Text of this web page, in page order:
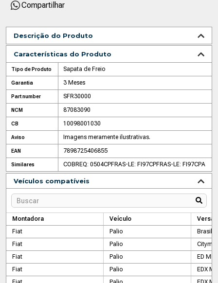
Compartilhar
Descrição do Produto
Características do Produto
Tipo de Produto Sapata de Freio
Garantia 3 Meses
Part number SFR30000
NCM 87083090
CB 10098001030
Aviso Imagens meramente ilustrativas.
EAN 7898725406855
Similares COBREQ: 0504CPFRAS-LE: FI97CPFRAS-LE: FI97CPA
Veículos compatíveis
Montadora Veículo
Versão
Fiat
Palio
Brasil
Fiat
Palio
Fiat
Palio
ED MPI
Fiat
Palio
EDX